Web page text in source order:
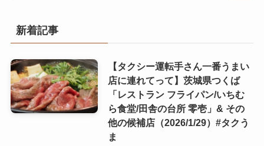
新着記事
【タクシー運転手さん一番うまい
店に連れてって】茨城県つくば
「レストラン フライパン/いちむ
ら食堂/田舎の台所 零壱」& その
他の候補店（2026/1/29）#タクう
ま